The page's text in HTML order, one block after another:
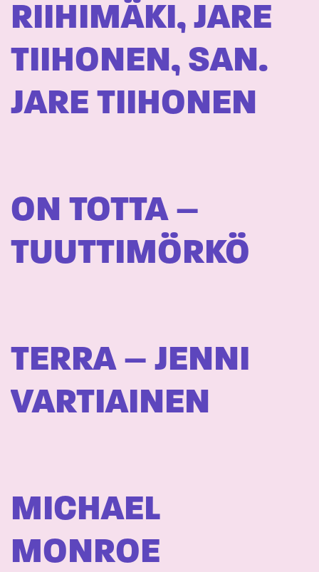
RIIHIMÄKI, JARE
TIIHONEN, SAN.
JARE TIIHONEN
ON TOTTA –
TUUTTIMÖRKÖ
TERRA – JENNI
VARTIAINEN
MICHAEL
MONROE